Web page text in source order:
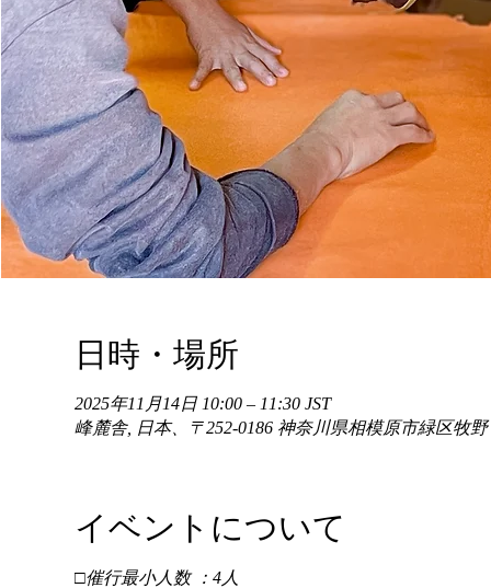
日時・場所
2025年11月14日 10:00 – 11:30 JST
峰麓舎, 日本、〒252-0186 神奈川県相模原市緑区牧
イベントについて
□催行最小人数 ：4人